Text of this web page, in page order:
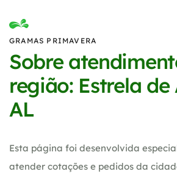
GRAMAS PRIMAVERA
Sobre
região: Estrela de
AL
Esta página foi desenvolvida
atender cotações e pedidos da